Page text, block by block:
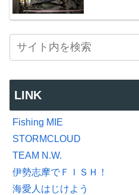
LINK
Fishing MIE
STORMCLOUD
TEAM N.W.
伊勢志摩でＦＩＳＨ！
海愛人はじけよう